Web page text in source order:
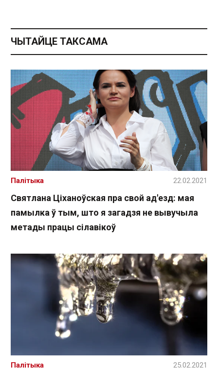
ЧЫТАЙЦЕ ТАКСАМА
Святлана Ціханоўская пра свой ад'езд: мая
памылка ў тым, што я загадзя не вывучыла
метады працы сілавікоў
Палітыка 22.02.2021
Палітыка 25.02.2021